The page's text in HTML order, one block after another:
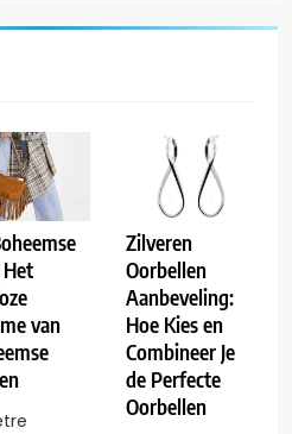
van
Zilveren
Oorbellen
Aanbeveling:
Hoe Kies en
Combineer Je
de Perfecte
Oorbellen